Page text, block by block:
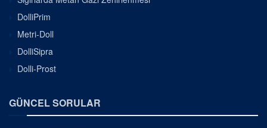
DolliPrim
Metri-Doll
DolliSipra
Dolli-Prost
GÜNCEL SORULAR